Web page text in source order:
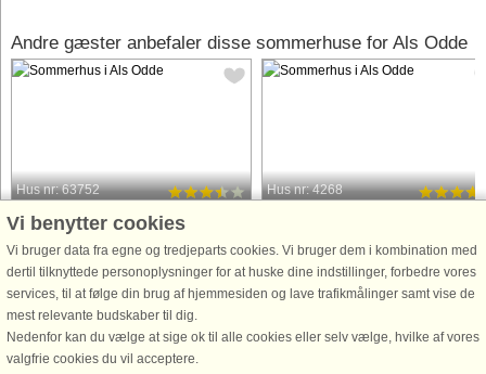
Andre gæster anbefaler disse sommerhuse for Als Odde
Hus nr: 63752
Als Odde
10 personer, 180 m²
600 m til kyst.
Sommerhus med swimmingpool,
spabad og sauna og masser af plads
beliggende på stor naturgrund ved Als
Odde. Huset er med den praktiske
Hus nr: 4268
10 personer, 187 m²
700 m til kyst.
Sommerhus med swimmingpool,
naturskønt område og i gåafstand til
Vi benytter cookies
Vi bruger data fra egne og tredjeparts cookies. Vi bruger dem i kombination med
dertil tilknyttede personoplysninger for at huske dine indstillinger, forbedre vores
services, til at følge din brug af hjemmesiden og lave trafikmålinger samt vise de
mest relevante budskaber til dig.
Nedenfor kan du vælge at sige ok til alle cookies eller selv vælge, hvilke af vores
valgfrie cookies du vil acceptere.